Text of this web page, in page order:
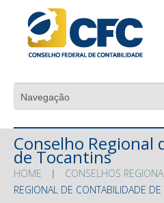
Conselho Regional
de Tocantins
HOME CONSELHOS
REGIONAL DE CONTABILIDADE DE